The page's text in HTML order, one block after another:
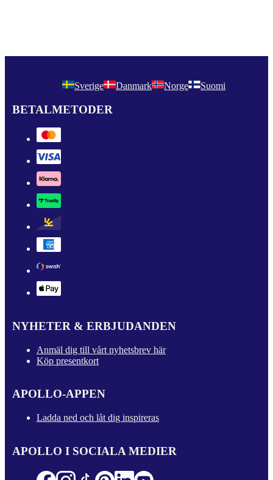
Sverige Danmark Norge Suomi
BETALMETODER
NYHETER & ERBJUDANDEN
Anmäl dig till vårt nyhetsbrev här
Köp presentkort
APOLLO-APPEN
Ladda ned och låt dig inspireras
APOLLO I SOCIALA MEDIER